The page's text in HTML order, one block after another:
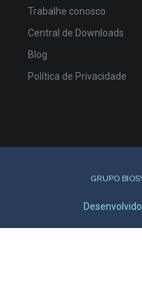
Trabalhe conosco
Central de Downloads
Blog
Política de Privacidade
GRUPO
Desenvolvido